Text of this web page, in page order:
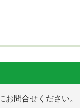
お問合せください。